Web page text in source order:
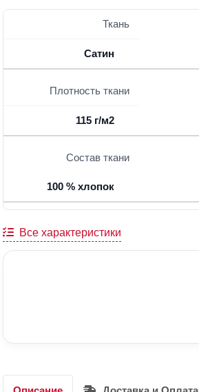
Ткань
Сатин
Плотность ткани
115 г/м2
Состав ткани
100 % хлопок
Все характеристики